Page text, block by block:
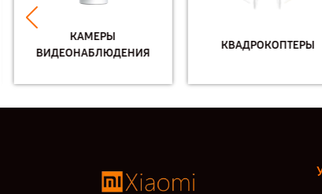
КАМЕРЫ
ВИДЕОНАБЛЮДЕНИЯ
КВАДРОКОПТЕРЫ